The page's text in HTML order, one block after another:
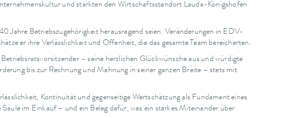
und stärkten den Wirtschaftsstandort Lauda-Königshofen
Betriebszugehörigkeit herausragend seien. Veränderungen in EDV-
er ihre Verlässlichkeit und Offenheit, die das gesamte Team bereicherten.
– seine herzlichen Glückwünsche aus und würdigte
bis zur Rechnung und Mahnung in seiner ganzen Breite – stets mit
Kontinuität und gegenseitige Wertschätzung als Fundament eines
im Einkauf – und ein Beleg dafür, was ein starkes Miteinander über